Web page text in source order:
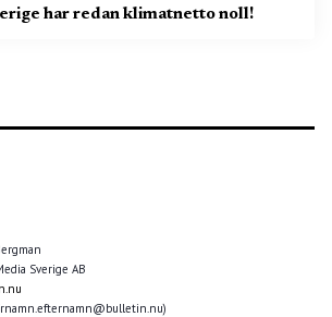
har redan klimatnetto noll!
Sverige AB